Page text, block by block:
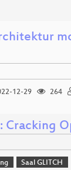
12-29 264
Cracking
Saal GLITCH